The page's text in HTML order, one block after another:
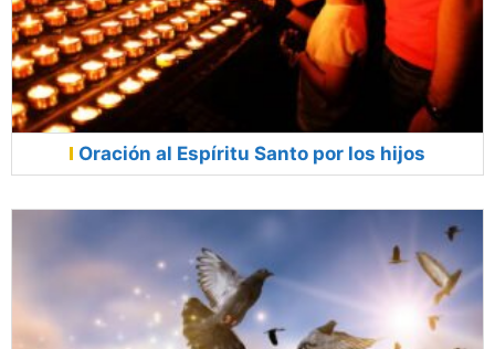
Oración al Espíritu Santo por los hijos